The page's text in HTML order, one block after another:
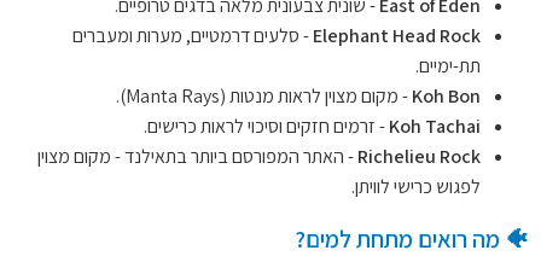
Elephant Head Rock- סלעים דרמטיים, מערות ומעברים
תת-ימיים.
Koh Bon- מקום מצוין לראות מנטות (Manta Rays).
Koh Tachai- זרמים חזקים וסיכוי לראות כרישים.
Richelieu Rock- האתר המפורסם ביותר בתאילנד - מקום מצוין
לפגוש כרישי לוויתן.
🐠 מה רואים מתחת למים?